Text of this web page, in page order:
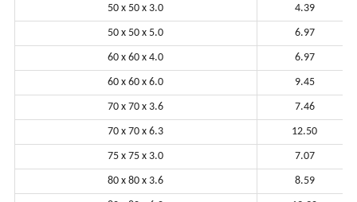
50 x 50 x 3.0 4.39
50 x 50 x 5.0 6.97
60 x 60 x 4.0 6.97
60 x 60 x 6.0 9.45
70 x 70 x 3.6 7.46
70 x 70 x 6.3 12.50
75 x 75 x 3.0 7.07
80 x 80 x 3.6 8.59